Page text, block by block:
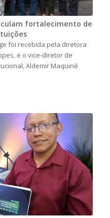
fortalecimento de
foi recebida pela diretora
e o vice-diretor de
Aldemir Maquiné